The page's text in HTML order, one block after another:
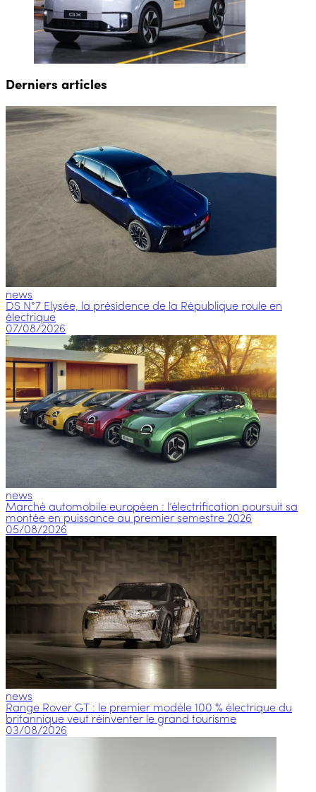
Derniers articles
news
DS N°7 Elysée, la présidence de la République roule en
électrique
07/08/2026
news
Marché automobile européen : l’électrification poursuit sa
montée en puissance au premier semestre 2026
05/08/2026
news
Range Rover GT : le premier modèle 100 % électrique du
britannique veut réinventer le grand tourisme
03/08/2026